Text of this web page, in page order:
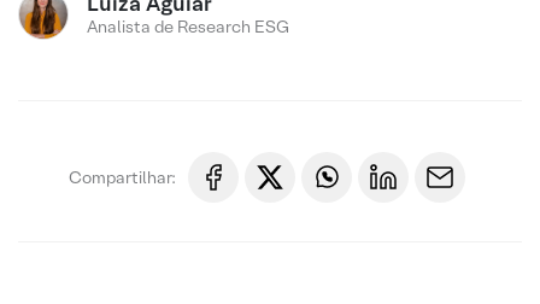
Analista de Research ESG
Compartilhar: